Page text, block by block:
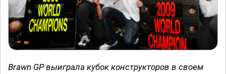
Brawn GP выиграла кубок конструкторов в своем